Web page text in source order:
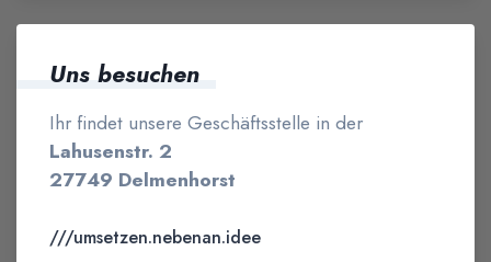
Uns besuchen
Ihr findet unsere Geschäftsstelle in der
Lahusenstr. 2
27749 Delmenhorst
///umsetzen.nebenan.idee